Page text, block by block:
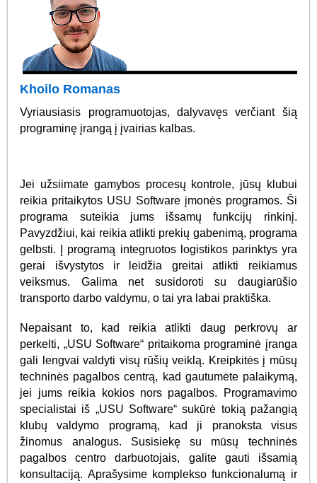
Khoilo Romanas
Vyriausiasis programuotojas, dalyvavęs verčiant šią
programinę įrangą į įvairias kalbas.
Jei užsiimate gamybos procesų kontrole, jūsų klubui
reikia pritaikytos USU Software įmonės programos. Ši
programa suteikia jums išsamų funkcijų rinkinį.
Pavyzdžiui, kai reikia atlikti prekių gabenimą, programa
gelbsti. Į programą integruotos logistikos parinktys yra
gerai išvystytos ir leidžia greitai atlikti reikiamus
veiksmus. Galima net susidoroti su daugiarūšio
transporto darbo valdymu, o tai yra labai praktiška.
Nepaisant to, kad reikia atlikti daug perkrovų ar
perkelti, „USU Software“ pritaikoma programinė įranga
gali lengvai valdyti visų rūšių veiklą. Kreipkitės į mūsų
techninės pagalbos centrą, kad gautumėte palaikymą,
jei jums reikia kokios nors pagalbos. Programavimo
specialistai iš „USU Software“ sukūrė tokią pažangią
klubų valdymo programą, kad ji pranoksta visus
žinomus analogus. Susisiekę su mūsų techninės
pagalbos centro darbuotojais, galite gauti išsamią
konsultaciją. Aprašysime komplekso funkcionalumą ir